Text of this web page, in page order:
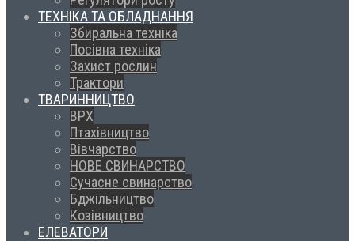
ТЕХНІКА ТА ОБЛАДНАННЯ
Збиральна техніка
Посівна техніка
Захист рослин
Трактори
ТВАРИННИЦТВО
ВРХ
Птахівництво
Вівчарство
НОВЕ СВИНАРСТВО
Сучасне свинарство
Бджільництво
Козівництво
ЕЛЕВАТОРИ